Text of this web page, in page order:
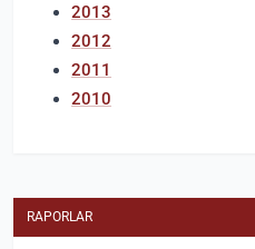
2013
2012
2011
2010
RAPORLAR